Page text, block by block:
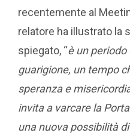
recentemente al
relatore ha illustrato la
spiegato, “è un
guarigione, un tempo
speranza e
invita a varcare la
una nuova possibilità